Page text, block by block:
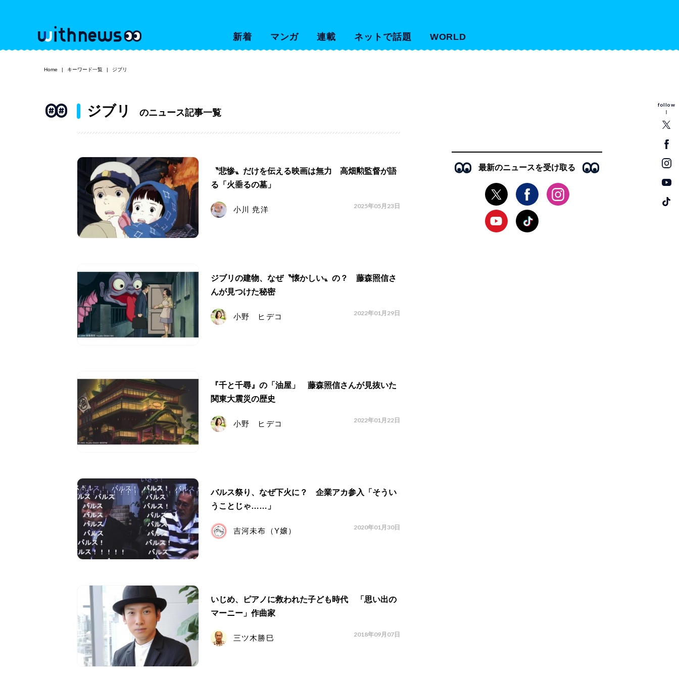
新着 マンガ 連載 ネットで話題 WORLD
follow
Home キーワード一覧 ジブリ
ジブリ のニュース記事一覧
〝悲惨〟だけを伝える映画は無力 高畑勲監督が語
る「火垂るの墓」
小川 尭洋 2025年05月23日
ジブリの建物、なぜ〝懐かしい〟の？ 藤森照信さ
んが見つけた秘密
小野 ヒデコ 2022年01月29日
『千と千尋』の「油屋」 藤森照信さんが見抜いた
関東大震災の歴史
小野 ヒデコ 2022年01月22日
バルス祭り、なぜ下火に？ 企業アカ参入「そうい
うことじゃ……」
吉河未布（Y嬢） 2020年01月30日
いじめ、ピアノに救われた子ども時代 「思い出の
マーニー」作曲家
三ツ木勝巳 2018年09月07日
最新のニュースを受け取る